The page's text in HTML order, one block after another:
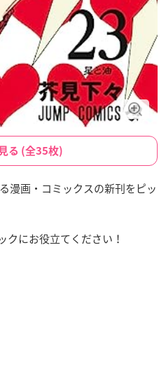
る (全35枚)
漫画・コミックスの新刊をピッ
クにお役立てください！